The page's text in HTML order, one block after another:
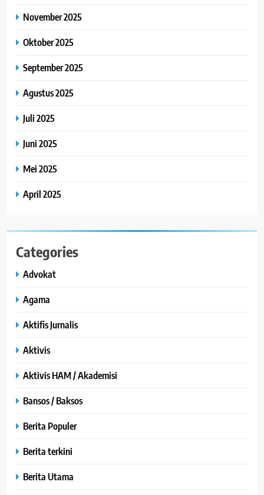
November 2025
Oktober 2025
September 2025
Agustus 2025
Juli 2025
Juni 2025
Mei 2025
April 2025
Categories
Advokat
Agama
Aktifis Jurnalis
Aktivis
Aktivis HAM / Akademisi
Bansos / Baksos
Berita Populer
Berita terkini
Berita Utama